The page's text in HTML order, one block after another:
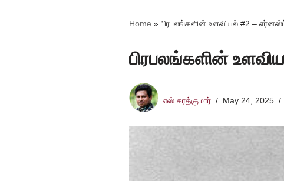
Home » பிரபலங்களின் உளவியல் #2 –
பிரபலங்களின்
எஸ்.சரத்குமார் May 24, 2025